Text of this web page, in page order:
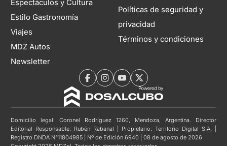
Espectáculos y Cultura
Estilo Gastronomía
Viajes
MDZ Autos
Newsletter
Políticas de seguridad y
privacidad
Términos y condiciones
Domicilio legal: Coronel Rodríguez 1260, Mendoza, Argentina. Director
Editorial Responsable: Rubén Rabanal | Propietario: Territorio Digital S.A. |
Registro DNDA N°11804985 | Nº de Edición 6940 | 08 de agosto de 2026